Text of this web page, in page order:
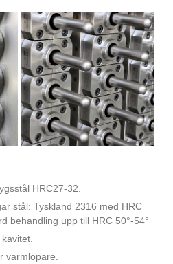
HRC27-32.
stål: Tyskland 2316 med HRC
behandling upp till HRC 50°-54°
varmlöpare.